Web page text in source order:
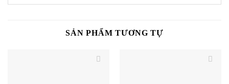
SẢN PHẨM TƯƠNG TỰ